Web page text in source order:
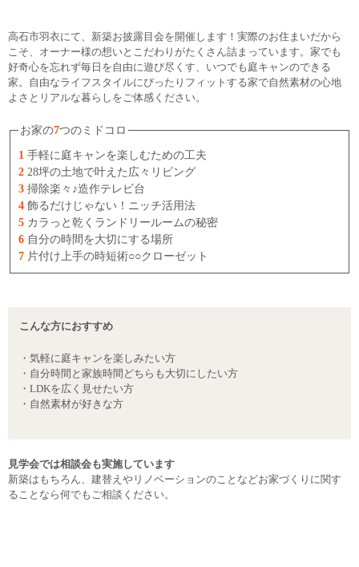
高石市羽衣にて、新築お披露目会を開催します！実際のお住まいだから
こそ、オーナー様の想いとこだわりがたくさん詰まっています。家でも
好奇心を忘れず毎日を自由に遊び尽くす、いつでも庭キャンのできる
家。自由なライフスタイルにぴったりフィットする家で自然素材の心地
よさとリアルな暮らしをご体感ください。
お家の7つのミドコロ
1 手軽に庭キャンを楽しむための工夫
2 28坪の土地で叶えた広々リビング
3 掃除楽々♪造作テレビ台
4 飾るだけじゃない！ニッチ活用法
5 カラっと乾くランドリールームの秘密
6 自分の時間を大切にする場所
7 片付け上手の時短術○○クローゼット
こんな方におすすめ
・気軽に庭キャンを楽しみたい方
・自分時間と家族時間どちらも大切にしたい方
・LDKを広く見せたい方
・自然素材が好きな方
見学会では相談会も実施しています
新築はもちろん、建替えやリノベーションのことなどお家づくりに関す
ることなら何でもご相談ください。